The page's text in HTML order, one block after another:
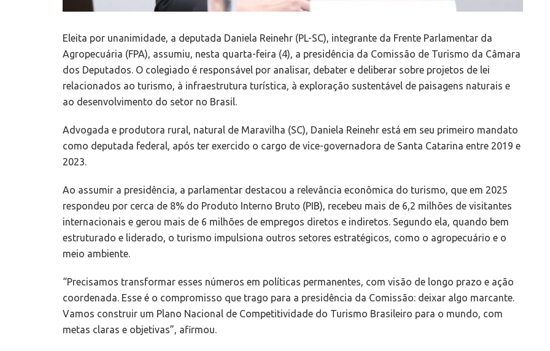
Eleita por unanimidade, a deputada Daniela Reinehr (PL-SC), integrante da Frente Parlamentar da
Agropecuária (FPA), assumiu, nesta quarta-feira (4), a presidência da Comissão de Turismo da Câmara
dos Deputados. O colegiado é responsável por analisar, debater e deliberar sobre projetos de lei
relacionados ao turismo, à infraestrutura turística, à exploração sustentável de paisagens naturais e
ao desenvolvimento do setor no Brasil.
Advogada e produtora rural, natural de Maravilha (SC), Daniela Reinehr está em seu primeiro mandato
como deputada federal, após ter exercido o cargo de vice-governadora de Santa Catarina entre 2019 e
2023.
Ao assumir a presidência, a parlamentar destacou a relevância econômica do turismo, que em 2025
respondeu por cerca de 8% do Produto Interno Bruto (PIB), recebeu mais de 6,2 milhões de visitantes
internacionais e gerou mais de 6 milhões de empregos diretos e indiretos. Segundo ela, quando bem
estruturado e liderado, o turismo impulsiona outros setores estratégicos, como o agropecuário e o
meio ambiente.
“Precisamos transformar esses números em políticas permanentes, com visão de longo prazo e ação
coordenada. Esse é o compromisso que trago para a presidência da Comissão: deixar algo marcante.
Vamos construir um Plano Nacional de Competitividade do Turismo Brasileiro para o mundo, com
metas claras e objetivas”, afirmou.